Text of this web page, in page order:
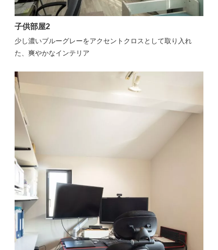
子供部屋2
少し濃いブルーグレーをアクセントクロスとして取り入れ
た、爽やかなインテリア